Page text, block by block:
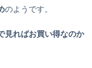
のようです。
見ればお買い得なのか